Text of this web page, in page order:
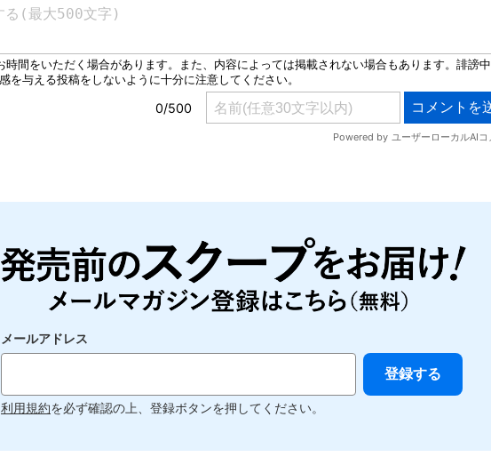
メールアドレス
利用規約を必ず確認の上、登録ボタンを押してください。